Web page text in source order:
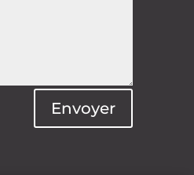
Envoyer